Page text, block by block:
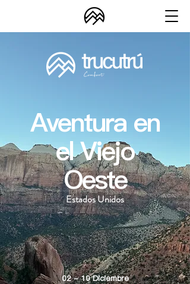
Aventura en
el Viejo
Oeste
Estados Unidos
02 - 10 Diciembre